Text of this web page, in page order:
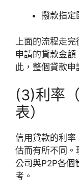
撥款指定
上面的流程走
申請的貸款金額
此，整個貸款申
(3)利率
表）
信用貸款的利率
估而有所不同。
公司與P2P各個
考。